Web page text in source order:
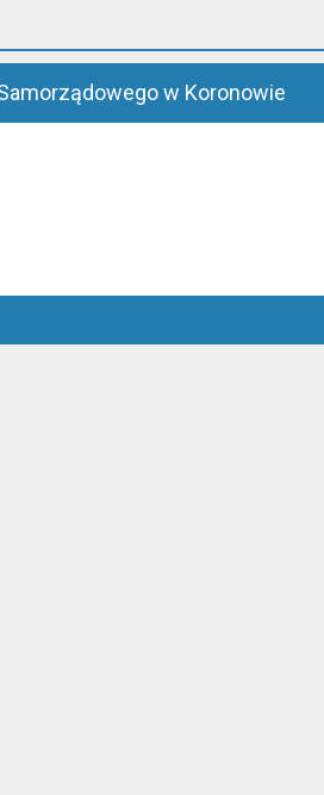
w Koronowie